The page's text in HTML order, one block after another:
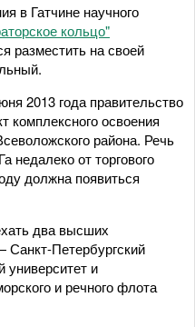
в Гатчине научного
кольцо"
разместить на своей
2013 года правительство
комплексного освоения
района. Речь
недалеко от торгового
должна появиться
два высших
Петербургский
университет и
и речного флота